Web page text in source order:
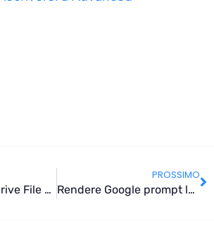
Novità G Suite: Drive File Stream disponibile per tutti i clienti!
PROSSIMO
Rendere Google prompt la scelta primaria per la verifica in 2 passaggi